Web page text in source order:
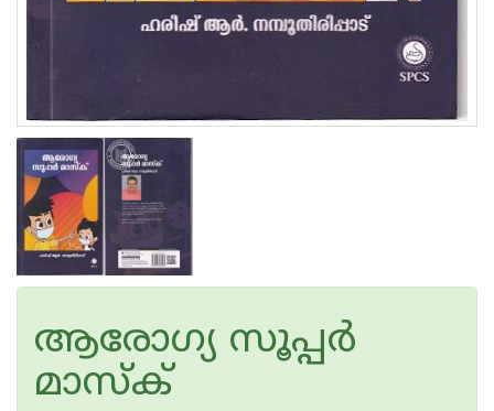
ആരോഗ്യ സൂപ്പർ
മാസ്‌ക്‌